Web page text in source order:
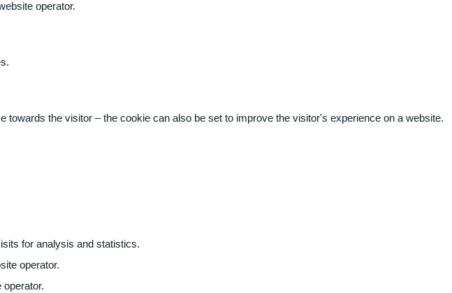
operator.
the visitor – the cookie can also be set to improve the visitor's experience on a website.
for analysis and statistics.
operator.